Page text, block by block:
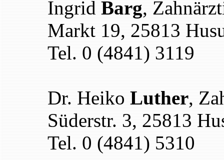
Ingrid Barg,
Markt 19, 25813
Tel. 0 (4841) 3119
Dr. Heiko Luther,
Süderstr. 3, 25813
Tel. 0 (4841) 5310